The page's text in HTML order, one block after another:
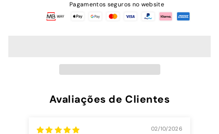
Pagamentos seguros no website
Avaliações de Clientes
02/10/2026